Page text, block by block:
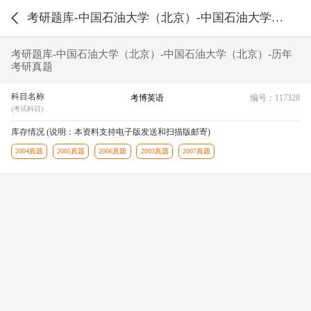
考研题库-中国石油大学（北京）-中国石油大学（北京）-历年考研真题
考研题库-中国石油大学（北京）-中国石油大学（北京）-历年
考研真题
科目名称
(考试科目)
考博英语 编号：117328
库存情况 (说明：本资料支持电子版发送和扫描版邮寄)
2004真题 2005真题 2006真题 2003真题 2007真题